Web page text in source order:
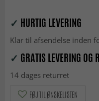
✓ HURTIG LEVERING
Klar til afsendelse inden
✓ GRATIS LEVERING OG
14 dages returret
FØJ TIL ØNSKELISTEN